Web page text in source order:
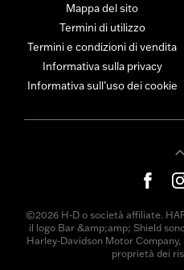
Mappa del sito
Termini di utilizzo
Termini e condizioni di vendita
Informativa sulla privacy
Informativa sull’uso dei cookie
©2026 H-D o società affiliate.
il logo Bar &amp;amp; Shield
Harley-Davidson Motor
proprietà dei